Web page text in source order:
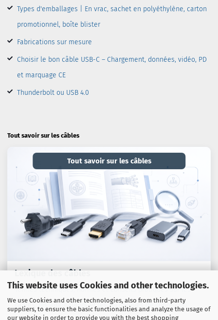
This website uses Cookies and other technologies.
We use Cookies and other technologies, also from third-party
suppliers, to ensure the basic functionalities and analyze the usage of
our website in order to provide you with the best shopping
Types d'emballages | En vrac, sachet en polyéthylène, carton
promotionnel, boîte blister
Fabrications sur mesure
Choisir le bon câble USB-C – Chargement, données, vidéo, PD
et marquage CE
Thunderbolt ou USB 4.0
Tout savoir sur les câbles
Tout savoir sur les câbles
Lexique des câbles
Termes techniques, normes et conseils pratiques sur les
câbles, les adaptateurs et les techniques de connexion.